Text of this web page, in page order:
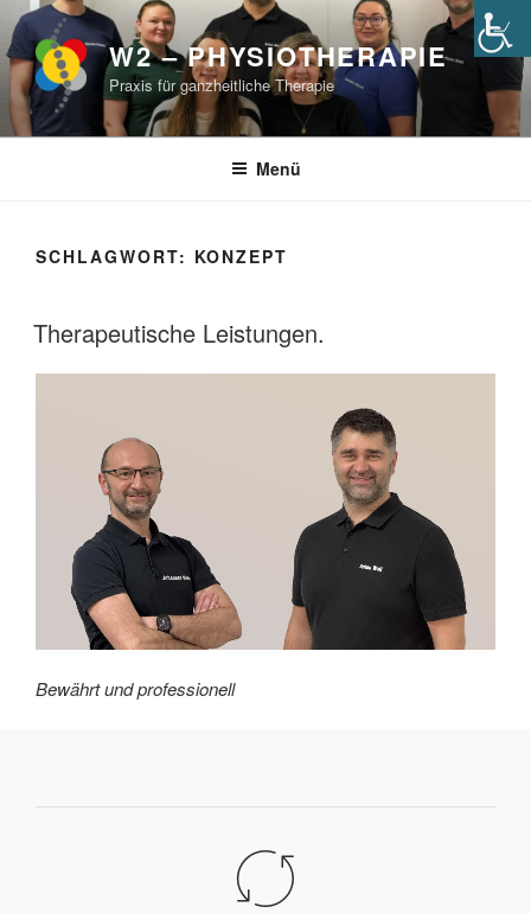
Zum
Inhalt
springen
W2 – PHYSIOTHERAPIE
Praxis für ganzheitliche Therapie
Menü
SCHLAGWORT: KONZEPT
Therapeutische Leistungen.
Bewährt und professionell